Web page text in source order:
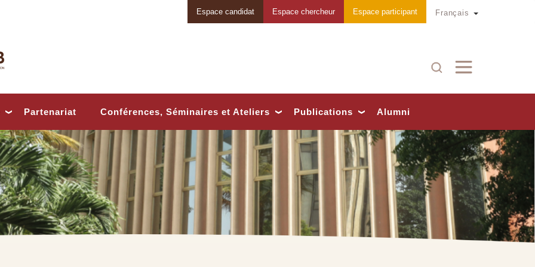
Français Toggle
Espace candidat Espace chercheur Espace participant
Partenariat Conférences, Séminaires et Ateliers Publications Alumni